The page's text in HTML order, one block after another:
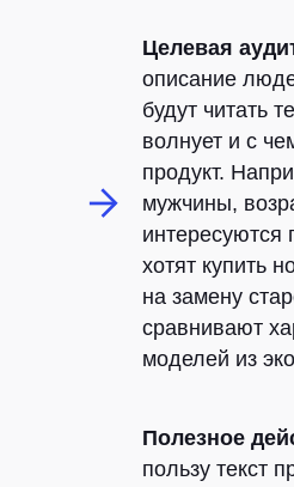
Целевая
описание
будут читать
волнует и с
продукт.
мужчины,
интересуются
хотят купить
на замену
сравнивают
моделей из
Полезное
пользу текст